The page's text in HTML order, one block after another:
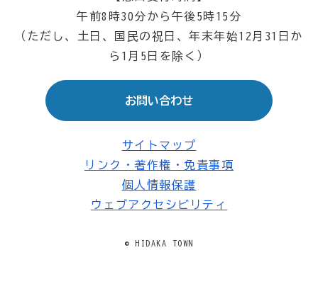
午前8時30分から午後5時15分
（ただし、土日、国民の祝日、年末年始12月31日か
ら1月5日を除く）
お問い合わせ
サイトマップ
リンク・著作権・免責事項
個人情報保護
ウェブアクセシビリティ
© HIDAKA TOWN